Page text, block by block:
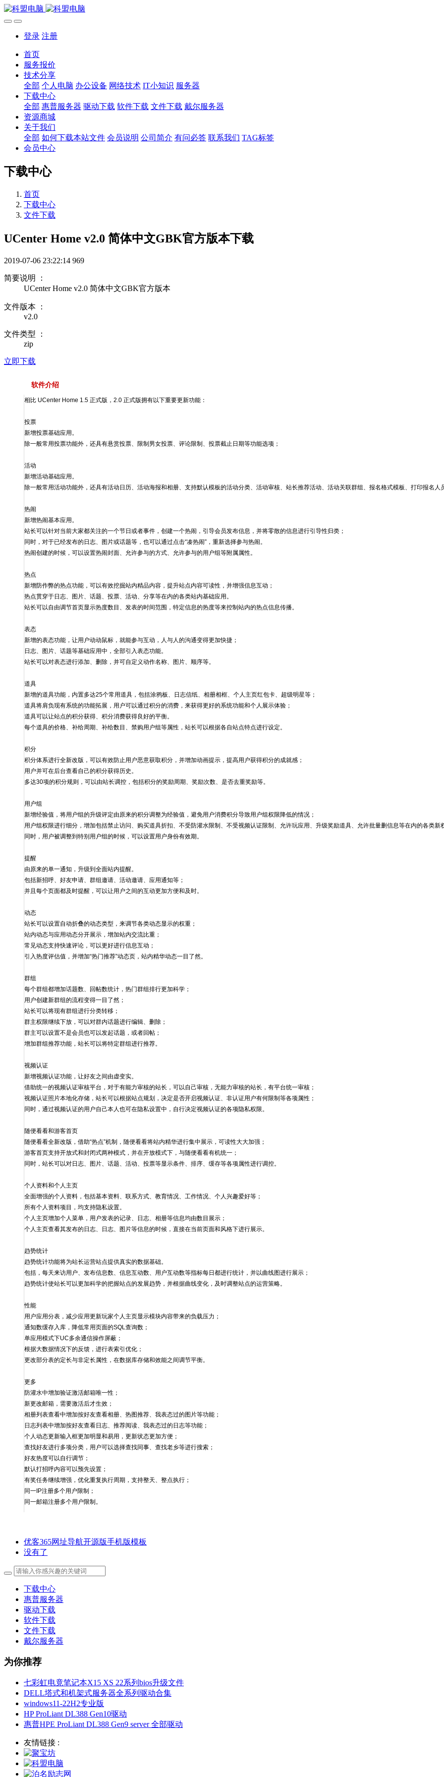
登录 注册
首页
服务报价
技术分享
全部 个人电脑 办公设备 网络技术 IT小知识 服务器
下载中心
全部 惠普服务器 驱动下载 软件下载 文件下载 戴尔服务器
资源商城
关于我们
全部 如何下载本站文件 会员说明 公司简介 有问必答 联系我们 TAG标签
会员中心
下载中心
首页
下载中心
文件下载
UCenter Home v2.0 简体中文GBK官方版本下载
2019-07-06 23:22:14 969
简要说明 ：
UCenter Home v2.0 简体中文GBK官方版本
文件版本 ：
v2.0
文件类型 ：
zip
立即下载
软件介绍
相比 UCenter Home 1.5 正式版，2.0 正式版拥有以下重要更新功能：
投票
新增投票基础应用。
除一般常用投票功能外，还具有悬赏投票、限制男女投票、评论限制、投票截止日期等功能选项；
活动
新增活动基础应用。
除一般常用活动功能外，还具有活动日历、活动海报和相册、支持默认模板的活动分类、活动审核、站长推荐活动、活动关联群组、报名格式模板、打印报名人
热闹
新增热闹基本应用。
站长可以针对当前大家都关注的一个节日或者事件，创建一个热闹，引导会员发布信息，并将零散的信息进行引导性归类；
同时，对于已经发布的日志、图片或话题等，也可以通过点击“凑热闹”，重新选择参与热闹。
热闹创建的时候，可以设置热闹封面、允许参与的方式、允许参与的用户组等附属属性。
热点
新增防作弊的热点功能，可以有效挖掘站内精品内容，提升站点内容可读性，并增强信息互动；
热点贯穿于日志、图片、话题、投票、活动、分享等在内的各类站内基础应用。
站长可以自由调节首页显示热度数目、发表的时间范围，特定信息的热度等来控制站内的热点信息传播。
表态
新增的表态功能，让用户动动鼠标，就能参与互动，人与人的沟通变得更加快捷；
日志、图片、话题等基础应用中，全部引入表态功能。
站长可以对表态进行添加、删除，并可自定义动作名称、图片、顺序等。
道具
新增的道具功能，内置多达25个常用道具，包括涂鸦板、日志信纸、相册相框、个人主页红包卡、超级明星等；
道具将肩负现有系统的功能拓展，用户可以通过积分的消费，来获得更好的系统功能和个人展示体验；
道具可以让站点的积分获得、积分消费获得良好的平衡。
每个道具的价格、补给周期、补给数目、禁购用户组等属性，站长可以根据各自站点特点进行设定。
积分
积分体系进行全新改版，可以有效防止用户恶意获取积分，并增加动画提示，提高用户获得积分的成就感；
用户并可在后台查看自己的积分获得历史。
多达30项的积分规则，可以由站长调控，包括积分的奖励周期、奖励次数、是否去重奖励等。
用户组
新增经验值，将用户组的升级评定由原来的积分调整为经验值，避免用户消费积分导致用户组权限降低的情况；
用户组权限进行细分，增加包括禁止访问、购买道具折扣、不受防灌水限制、不受视频认证限制、允许玩应用、升级奖励道具、允许批量删信息等在内的各类新
同时，用户被调整到特别用户组的时候，可以设置用户身份有效期。
提醒
由原来的单一通知，升级到全面站内提醒。
包括新招呼、好友申请、群组邀请、活动邀请、应用通知等；
并且每个页面都及时提醒，可以让用户之间的互动更加方便和及时。
动态
站长可以设置自动折叠的动态类型，来调节各类动态显示的权重；
站内动态与应用动态分开展示，增加站内交流比重；
常见动态支持快速评论，可以更好进行信息互动；
引入热度评估值，并增加“热门推荐”动态页，站内精华动态一目了然。
群组
每个群组都增加话题数、回帖数统计，热门群组排行更加科学；
用户创建新群组的流程变得一目了然；
站长可以将现有群组进行分类转移；
群主权限继续下放，可以对群内话题进行编辑、删除；
群主可以设置不是会员也可以发起话题，或者回帖；
增加群组推荐功能，站长可以将特定群组进行推荐。
视频认证
新增视频认证功能，让好友之间由虚变实。
借助统一的视频认证审核平台，对于有能力审核的站长，可以自己审核，无能力审核的站长，有平台统一审核；
视频认证照片本地化存储，站长可以根据站点规划，决定是否开启视频认证、非认证用户有何限制等各项属性；
同时，通过视频认证的用户自己本人也可在隐私设置中，自行决定视频认证的各项隐私权限。
随便看看和游客首页
随便看看全新改版，借助“热点”机制，随便看看将站内精华进行集中展示，可读性大大加强；
游客首页支持开放式和封闭式两种模式，并在开放模式下，与随便看看有机统一；
同时，站长可以对日志、图片、话题、活动、投票等显示条件、排序、缓存等各项属性进行调控。
个人资料和个人主页
全面增强的个人资料，包括基本资料、联系方式、教育情况、工作情况、个人兴趣爱好等；
所有个人资料项目，均支持隐私设置。
个人主页增加个人菜单，用户发表的记录、日志、相册等信息均由数目展示；
个人主页查看其发布的日志、日志、图片等信息的时候，直接在当前页面和风格下进行展示。
趋势统计
趋势统计功能将为站长运营站点提供真实的数据基础。
包括，每天来访用户、发布信息数、信息互动数、用户互动数等指标每日都进行统计，并以曲线图进行展示；
趋势统计使站长可以更加科学的把握站点的发展趋势，并根据曲线变化，及时调整站点的运营策略。
性能
用户应用分表，减少应用更新玩家个人主页显示模块内容带来的负载压力；
通知数缓存入库，降低常用页面的SQL查询数；
单应用模式下UC多余通信操作屏蔽；
根据大数据情况下的反馈，进行表索引优化；
更改部分表的定长与非定长属性，在数据库存储和效能之间调节平衡。
更多
防灌水中增加验证激活邮箱唯一性；
新更改邮箱，需要激活后才生效；
相册列表查看中增加按好友查看相册、热图推荐、我表态过的图片等功能；
日志列表中增加按好友查看日志、推荐阅读、我表态过的日志等功能；
个人动态更新输入框更加明显和易用，更新状态更加方便；
查找好友进行多项分类，用户可以选择查找同事、查找老乡等进行搜索；
好友热度可以自行调节；
默认打招呼内容可以预先设置；
有奖任务继续增强，优化重复执行周期，支持整天、整点执行；
同一IP注册多个用户限制；
同一邮箱注册多个用户限制。
优客365网址导航开源版手机版模板
没有了
下载中心
惠普服务器
驱动下载
软件下载
文件下载
戴尔服务器
为你推荐
七彩虹电竟笔记本X15 XS 22系列bios升级文件
DELL塔式和机架式服务器全系列驱动合集
windows11-22H2专业版
HP ProLiant DL388 Gen10驱动
惠普HPE ProLiant DL388 Gen9 server 全部驱动
友情链接 :